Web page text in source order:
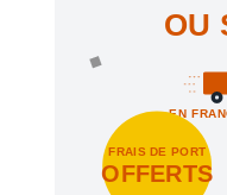
OU
EN
FRAIS DE PORT
OFFERTS